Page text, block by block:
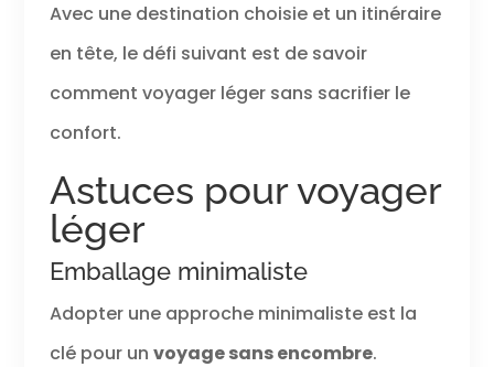
Avec une destination choisie et un itinéraire
en tête, le défi suivant est de savoir
comment voyager léger sans sacrifier le
confort.
Astuces pour voyager
léger
Emballage minimaliste
Adopter une approche minimaliste est la
clé pour un voyage sans encombre.